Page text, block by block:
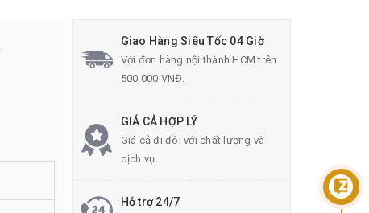
Giao Hàng Siêu Tốc 04 Giờ
Với đơn hàng nội thành HCM trên
500.000 VNĐ.
GIÁ CẢ HỢP LÝ
Giá cả đi đôi với chất lượng và
dịch vụ.
Hỗ trợ 24/7